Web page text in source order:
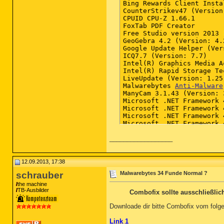
Bing Rewards Client
CounterStrikev47
CPUID CPU-Z 1.66.1
FoxTab PDF Creator
Free Studio version
GeoGebra 4.2 (Version:
Google Update Helper
ICQ7.7 (Version: 7.7)
Intel(R) Graphics Media
Intel(R) Rapid Storage
LiveUpdate (Version:
Malwarebytes Anti-Malware
12.09.2013, 17:38
schrauber
the machine
TB-Ausbilder
Malwarebytes 34 Funde Normal ?
Combofix sollte
Downloade dir bitte Combofix vom
Link 1